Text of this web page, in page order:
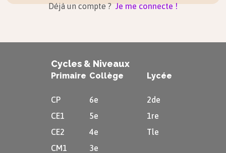
Déjà un compte ? Je me connecte !
Cycles & Niveaux
Primaire
CP
CE1
CE2
CM1
Collège
6e
5e
4e
3e
Lycée
2de
1re
Tle